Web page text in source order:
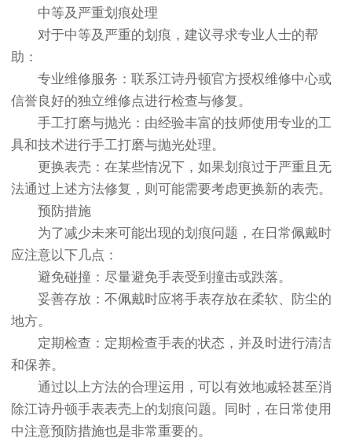
中等及严重划痕处理
对于中等及严重的划痕，建议寻求专业人士的帮
助：
专业维修服务：联系江诗丹顿官方授权维修中心或
信誉良好的独立维修点进行检查与修复。
手工打磨与抛光：由经验丰富的技师使用专业的工
具和技术进行手工打磨与抛光处理。
更换表壳：在某些情况下，如果划痕过于严重且无
法通过上述方法修复，则可能需要考虑更换新的表壳。
预防措施
为了减少未来可能出现的划痕问题，在日常佩戴时
应注意以下几点：
避免碰撞：尽量避免手表受到撞击或跌落。
妥善存放：不佩戴时应将手表存放在柔软、防尘的
地方。
定期检查：定期检查手表的状态，并及时进行清洁
和保养。
通过以上方法的合理运用，可以有效地减轻甚至消
除江诗丹顿手表表壳上的划痕问题。同时，在日常使用
中注意预防措施也是非常重要的。